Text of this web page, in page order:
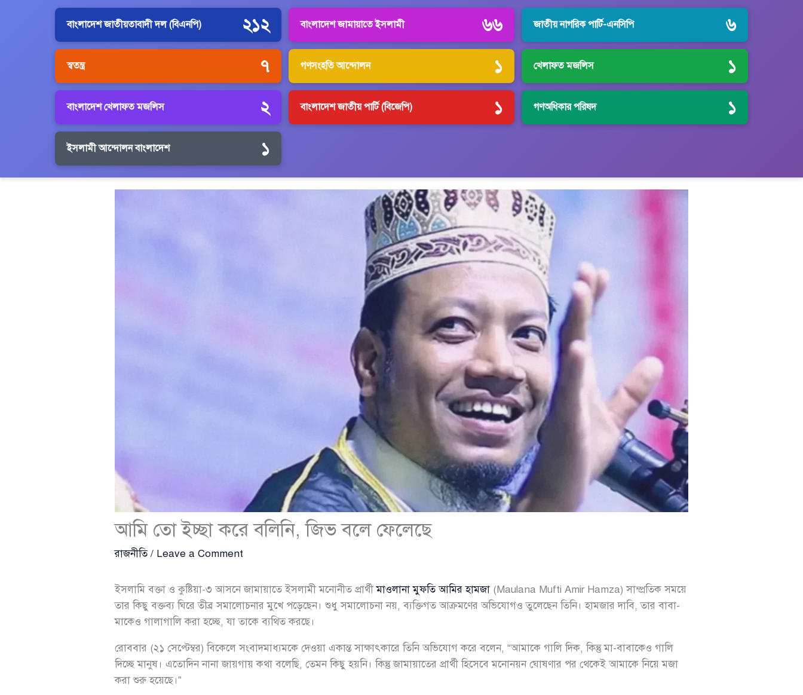
বাংলাদেশ জাতীয়তাবাদী দল (বিএনপি) ২১২ বাংলাদেশ জামায়াতে ইসলামী ৬৬ জাতীয় নাগরিক পার্টি-এনসিপি ৬
স্বতন্ত্র ৭ গণসংহতি আন্দোলন ১ খেলাফত মজলিস ১
বাংলাদেশ খেলাফত মজলিস ২ বাংলাদেশ জাতীয় পার্টি (বিজেপি) ১ গণঅধিকার পরিষদ ১
ইসলামী আন্দোলন বাংলাদেশ ১
আমি তো ইচ্ছা করে বলিনি, জিভ বলে ফেলেছে
রাজনীতি/ Leave a Comment
ইসলামি বক্তা ও কুষ্টিয়া-৩ আসনে জামায়াতে ইসলামী মনোনীত প্রার্থীমাওলানা মুফতি আমির হামজা (Maulana Mufti Amir Hamza) সাম্প্রতিক সময়ে
তার কিছু বক্তব্য ঘিরে তীব্র সমালোচনার মুখে পড়েছেন। শুধু সমালোচনা নয়, ব্যক্তিগত আক্রমণের অভিযোগও তুলেছেন তিনি। হামজার দাবি, তার বাবা-
মাকেও গালাগালি করা হচ্ছে, যা তাকে ব্যথিত করছে।
রোববার (২১ সেপ্টেম্বর) বিকেলে সংবাদমাধ্যমকে দেওয়া একান্ত সাক্ষাৎকারে তিনি অভিযোগ করে বলেন, “আমাকে গালি দিক, কিন্তু মা-বাবাকেও গালি
দিচ্ছে মানুষ। এতোদিন নানা জায়গায় কথা বলেছি, তেমন কিছু হয়নি। কিন্তু জামায়াতের প্রার্থী হিসেবে মনোনয়ন ঘোষণার পর থেকেই আমাকে নিয়ে মজা
করা শুরু হয়েছে।”